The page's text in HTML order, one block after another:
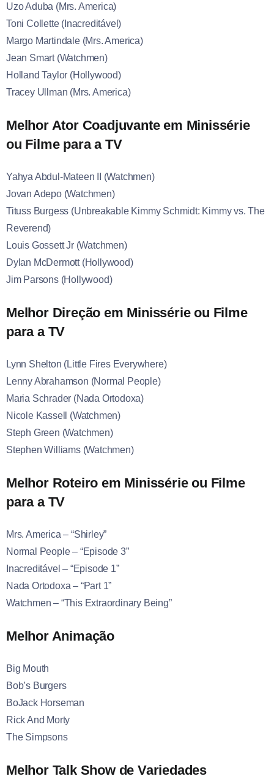
Uzo Aduba (Mrs. America)
Toni Collette (Inacreditável)
Margo Martindale (Mrs. America)
Jean Smart (Watchmen)
Holland Taylor (Hollywood)
Tracey Ullman (Mrs. America)
Melhor Ator Coadjuvante em Minissérie
ou Filme para a TV
Yahya Abdul-Mateen II (Watchmen)
Jovan Adepo (Watchmen)
Tituss Burgess (Unbreakable Kimmy Schmidt: Kimmy vs. The
Reverend)
Louis Gossett Jr (Watchmen)
Dylan McDermott (Hollywood)
Jim Parsons (Hollywood)
Melhor Direção em Minissérie ou Filme
para a TV
Lynn Shelton (Little Fires Everywhere)
Lenny Abrahamson (Normal People)
Maria Schrader (Nada Ortodoxa)
Nicole Kassell (Watchmen)
Steph Green (Watchmen)
Stephen Williams (Watchmen)
Melhor Roteiro em Minissérie ou Filme
para a TV
Mrs. America – “Shirley”
Normal People – “Episode 3”
Inacreditável – “Episode 1”
Nada Ortodoxa – “Part 1”
Watchmen – “This Extraordinary Being”
Melhor Animação
Big Mouth
Bob’s Burgers
BoJack Horseman
Rick And Morty
The Simpsons
Melhor Talk Show de Variedades